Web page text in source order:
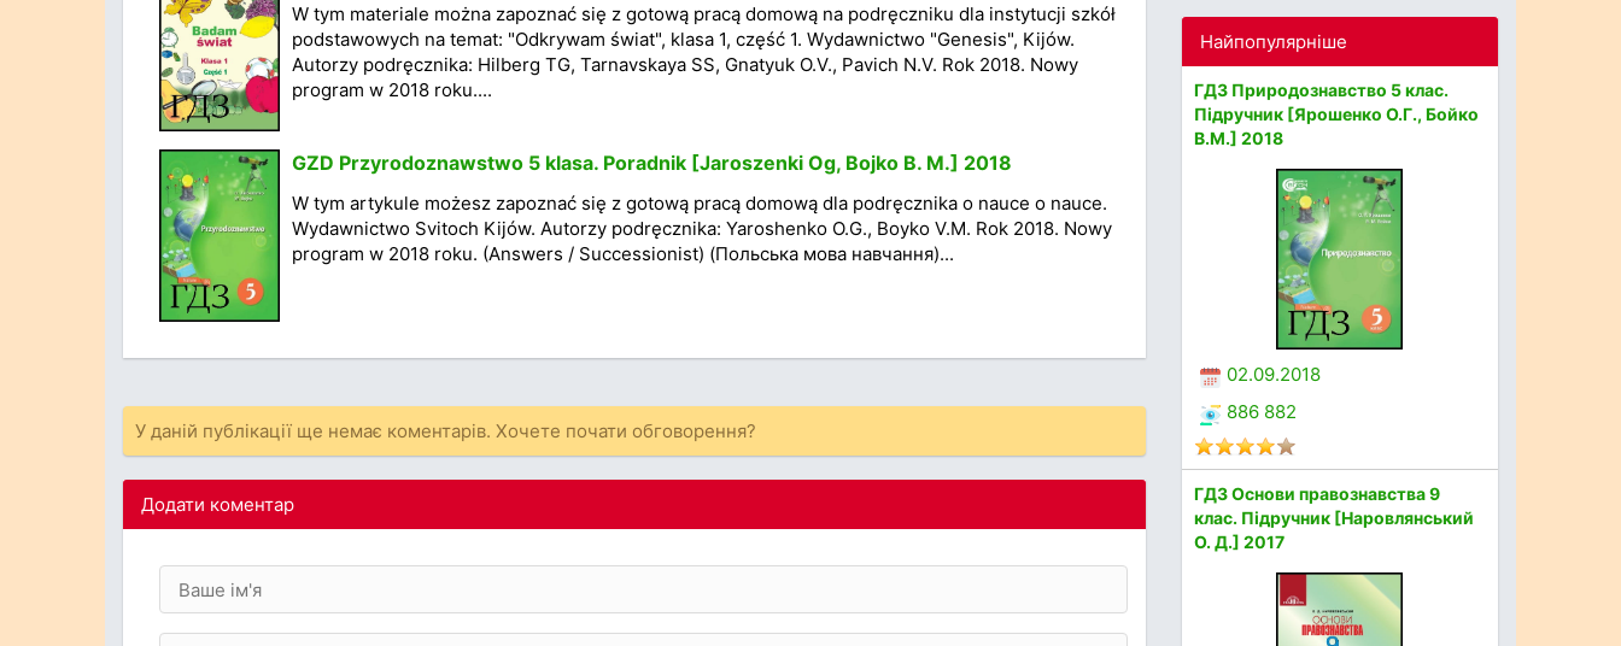
W tym materiale można zapoznać się z gotową pracą domową na podręczniku dla instytucji szkół
podstawowych na temat: "Odkrywam świat", klasa 1, część 1. Wydawnictwo "Genesis", Kijów.
Autorzy podręcznika: Hilberg TG, Tarnavskaya SS, Gnatyuk O.V., Pavich N.V. Rok 2018. Nowy
program w 2018 roku....
GZD Przyrodoznawstwo 5 klasa. Poradnik [Jaroszenki Og, Bojko B. M.] 2018
W tym artykule możesz zapoznać się z gotową pracą domową dla podręcznika o nauce o nauce.
Wydawnictwo Svitoch Kijów. Autorzy podręcznika: Yaroshenko O.G., Boyko V.M. Rok 2018. Nowy
program w 2018 roku. (Answers / Successionist) (Польська мова навчання)...
У даній публікації ще немає коментарів. Хочете почати обговорення?
Додати коментар
Найпопулярніше
ГДЗ Природознавство 5 клас.
Підручник [Ярошенко О.Г., Бойко
В.М.] 2018
02.09.2018
886 882
ГДЗ Основи правознавства 9
клас. Підручник [Наровлянський
О. Д.] 2017